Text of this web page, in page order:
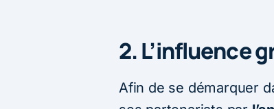
2. L’influence
Afin de se démarquer